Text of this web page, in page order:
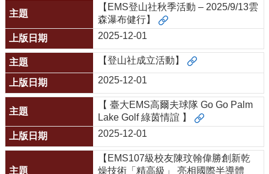
學
管
道
學
生
專
區
公
告
與
訊
息
【EMS登山社秋季活動 – 2025/9/13雲
森瀑布健行】
2025-12-01
【登山社成立活動】
2025-12-01
【 臺大EMS高爾夫球隊 Go Go Palm
Lake Golf 綠茵情誼 】
2025-12-01
【EMS107級校友陳玟翰偉勝創新乾
燥技術「精高級」 亮相國際半導體